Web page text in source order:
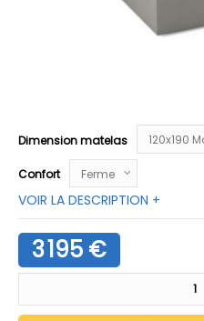
Dimension matelas
Confort
VOIR LA DESCRIPTION +
3 195 €